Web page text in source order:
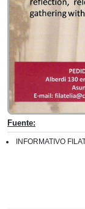
Fuente:
INFORMATIVO